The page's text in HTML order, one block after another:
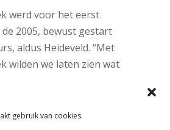
gebruik van cookies.
werd voor het eerst
2005, bewust gestart
aldus Heideveld. “Met
wilden we laten zien wat
van kinderkleding en